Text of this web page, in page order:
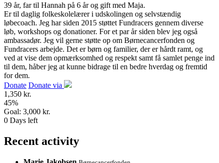
39 år, far til Hannah på 6 år og gift med Maja.
Er til daglig folkeskolelærer i udskolingen og selvstændig
løbecoach. Jeg har siden 2015 støttet Fundracers gennem diverse
løb, workshops og donationer. For et par år siden blev jeg også
ambassadør. Jeg vil gerne støtte op om Børnecancerfonden og
Fundracers arbejde. Det er børn og familier, der er hårdt ramt, og
ved at vise dem opmærksomhed og respekt samt få samlet penge ind
til dem, håber jeg at kunne bidrage til en bedre hverdag og fremtid
for dem.
Donate Donate via
1,350 kr.
45%
Goal: 3,000 kr.
0 Days left
Recent activity